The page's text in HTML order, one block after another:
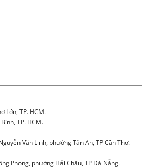
Lớn, TP. HCM.
TP. HCM.
Văn Linh, phường Tân An, TP Cần Thơ.
Phong, phường Hải Châu, TP Đà Nẵng.